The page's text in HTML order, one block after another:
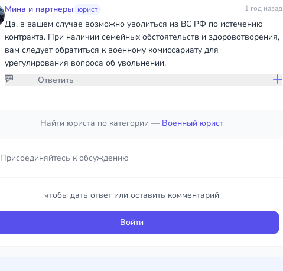
Мина и партнеры юрист 1 год назад
Да, в вашем случае возможно уволиться из ВС РФ по истечению
контракта. При наличии семейных обстоятельств и здоровотворения,
вам следует обратиться к военному комиссариату для
урегулирования вопроса об увольнении.
Ответить
Найти юриста по категории — Военный юрист
Присоединяйтесь к обсуждению
чтобы дать ответ или оставить комментарий
Войти